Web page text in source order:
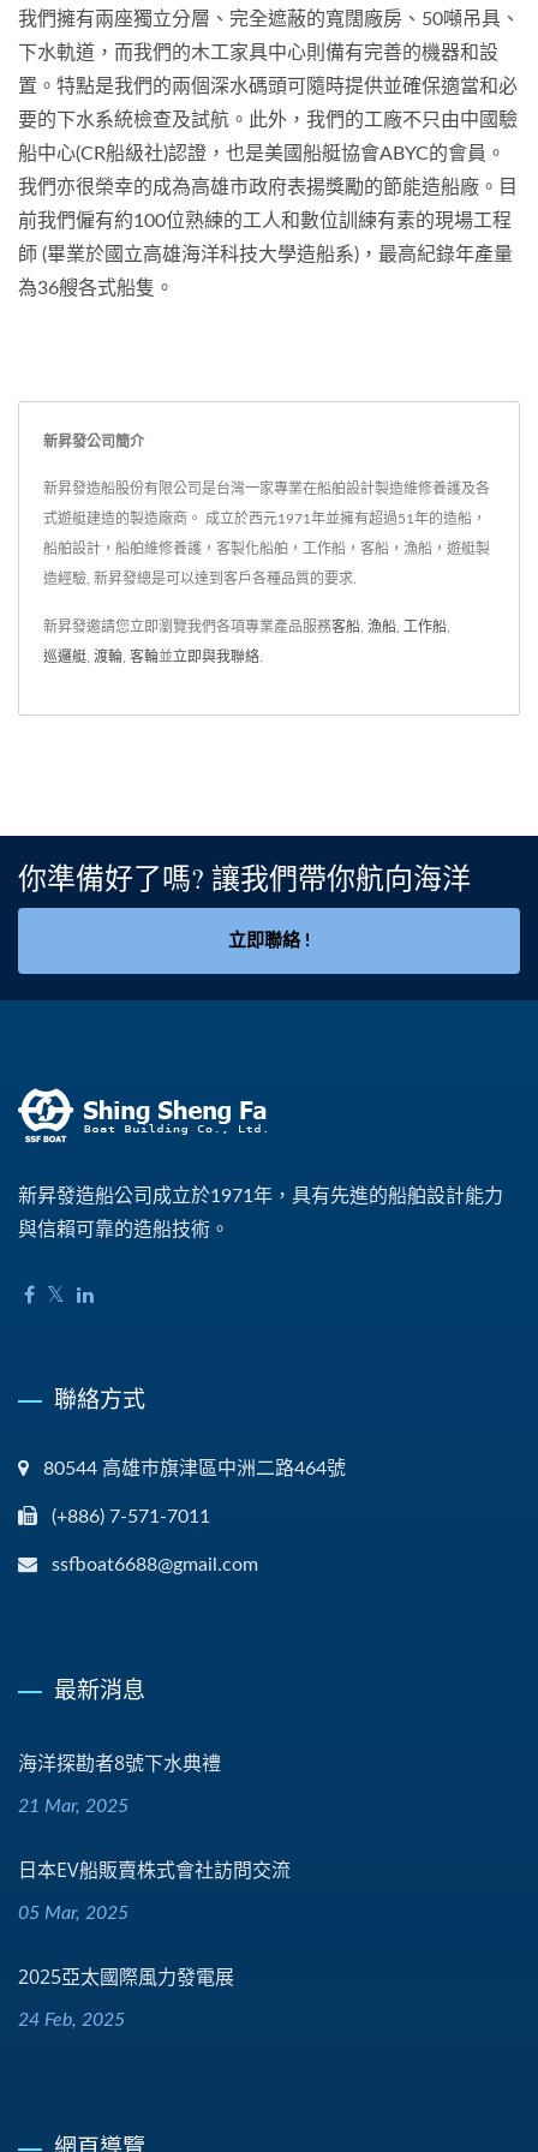
我們擁有兩座獨立分層、完全遮蔽的寬闊廠房、50噸吊具、
下水軌道，而我們的木工家具中心則備有完善的機器和設
置。特點是我們的兩個深水碼頭可隨時提供並確保適當和必
要的下水系統檢查及試航。此外，我們的工廠不只由中國驗
船中心(CR船級社)認證，也是美國船艇協會ABYC的會員。
我們亦很榮幸的成為高雄市政府表揚獎勵的節能造船廠。目
前我們僱有約100位熟練的工人和數位訓練有素的現場工程
師 (畢業於國立高雄海洋科技大學造船系)，最高紀錄年產量
為36艘各式船隻。
新昇發公司簡介
新昇發造船股份有限公司是台灣一家專業在船舶設計製造維修養護及各
式遊艇建造的製造廠商。 成立於西元1971年並擁有超過51年的造船，
船舶設計，船舶維修養護，客製化船舶，工作船，客船，漁船，遊艇製
造經驗, 新昇發總是可以達到客戶各種品質的要求.
新昇發邀請您立即瀏覽我們各項專業產品服務客船 漁船 工作船
巡邏艇 渡輪 客輪並立即與我聯絡
你準備好了嗎? 讓我們帶你航向海洋
立即聯絡 !
新昇發造船公司成立於1971年，具有先進的船舶設計能力
與信賴可靠的造船技術。
聯絡方式
80544 高雄巿旗津區中洲二路464號
(+886) 7-571-7011
ssfboat6688@gmail.com
最新消息
海洋探勘者8號下水典禮
21 Mar, 2025
日本EV船販賣株式會社訪問交流
05 Mar, 2025
2025亞太國際風力發電展
24 Feb, 2025